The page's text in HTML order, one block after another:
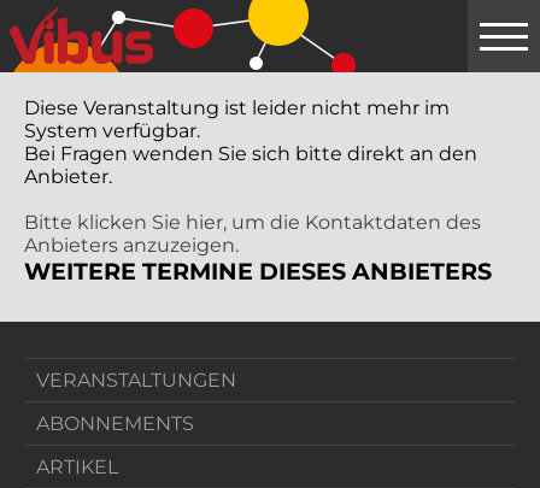
Springe
zum
Hauptinhalt
Diese Veranstaltung ist leider nicht mehr im
System verfügbar.
Bei Fragen wenden Sie sich bitte direkt an den
Anbieter.
Bitte klicken Sie hier, um die Kontaktdaten des
Anbieters anzuzeigen.
WEITERE TERMINE DIESES ANBIETERS
VERANSTALTUNGEN
ABONNEMENTS
ARTIKEL